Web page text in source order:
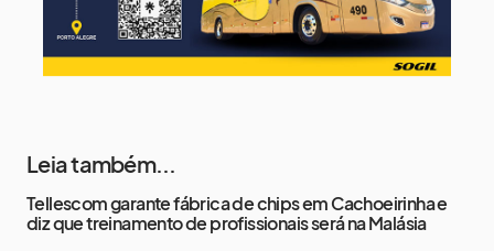
Leia também...
Tellescom garante fábrica de chips em Cachoeirinha e
diz que treinamento de profissionais será na Malásia